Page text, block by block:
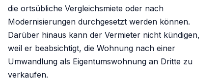
die ortsübliche Vergleichsmiete oder nach
Modernisierungen durchgesetzt werden können.
Darüber hinaus kann der Vermieter nicht kündigen,
weil er beabsichtigt, die Wohnung nach einer
Umwandlung als Eigentumswohnung an Dritte zu
verkaufen.